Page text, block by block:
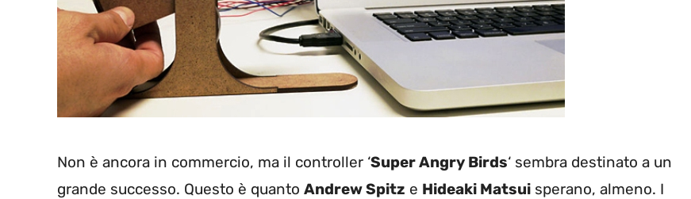
Non è ancora in commercio, ma il controller ‘Super Angry Birds‘ sembra destinato a un
grande successo. Questo è quanto Andrew Spitz e Hideaki Matsui sperano, almeno. I